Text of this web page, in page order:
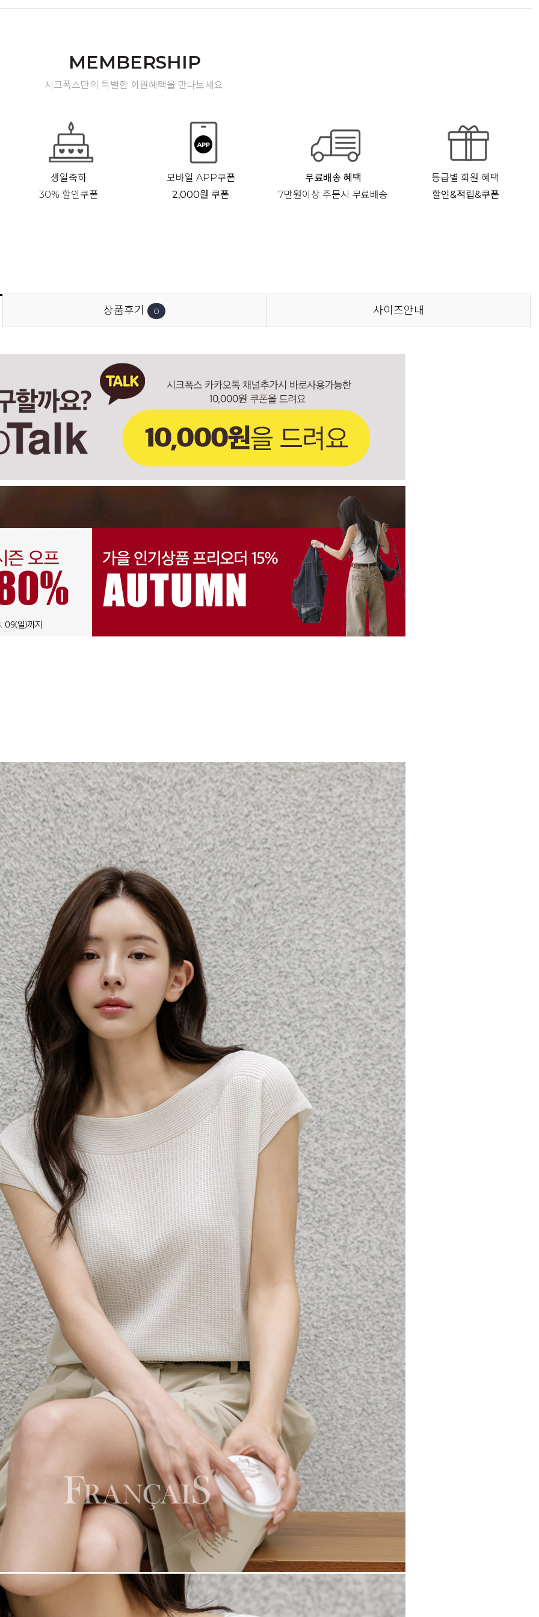
MEMBERSHIP
시크폭스만의 특별한 회원혜택을 만나보세요.
생일축하
30% 할인쿠폰
모바일 APP쿠폰
2,000원 쿠폰
무료배송 혜택
7만원이상 주문시 무료배송
등급별 회원 혜택
할인&적립&쿠폰
상품후기 0 사이즈안내